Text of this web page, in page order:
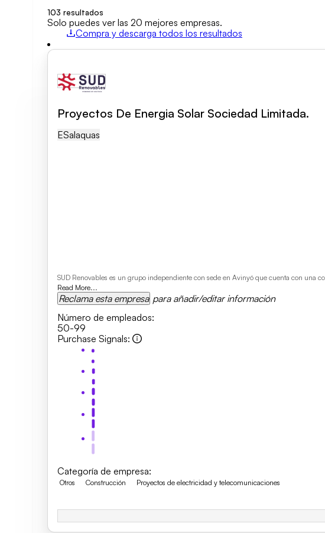
Áreas de actividad
Borrar búsqueda
103 resultados
Solo puedes ver las 20 mejores empresas.
Compra y descarga todos los resultados
Proyectos De Energia Solar Sociedad Limitada.
ESAlaquas
SUD Renovables es un grupo independiente con sede en Avinyó que cuenta con una
Read More...
Reclama esta empresa para añadir/editar información
Número de empleados:
50-99
Purchase Signals:
Categoría de empresa:
Otros Construcción Proyectos de electricidad y telecomunicaciones